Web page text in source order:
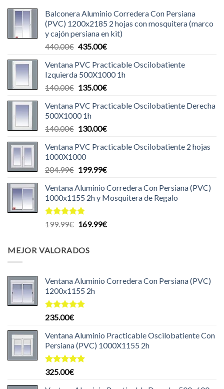
Balconera Aluminio Corredera Con Persiana
(PVC) 1200x2185 2 hojas con mosquitera (marco
y cajón persiana en kit)
440.00€ El
original
era:
440.00€.
435.00€El
actual
es:
435.00€.
Ventana PVC Practicable Oscilobatiente
Izquierda 500X1000 1h
140.00€ El
original
era:
140.00€.
135.00€El
actual
135.00€.
Ventana PVC Practicable Oscilobatiente Derecha
500X1000 1h
140.00€ El
original
era:
140.00€.
130.00€El
actual
130.00€.
Ventana PVC Practicable Oscilobatiente 2 hojas
1000X1000
204.99€ El
original
era:
204.99€.
199.99€El
actual
es:
Ventana Aluminio Corredera Con Persiana (PVC)
1000x1155 2h y Mosquitera de Regalo
Valorado
199.99€ El
era:
169.99€El
MEJOR VALORADOS
Ventana Aluminio Corredera Con Persiana (PVC)
1200x1155 2h
Valorado
de 5
235.00€
Ventana Aluminio Practicable Oscilobatiente Con
Persiana (PVC) 1000X1155 2h
Valorado
de 5
325.00€